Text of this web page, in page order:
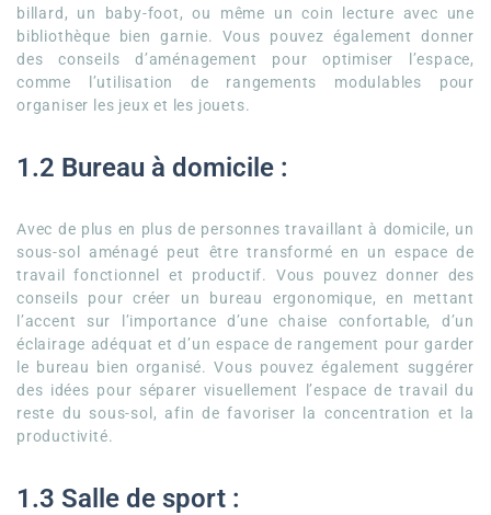
billard, un baby-foot, ou même un coin lecture avec une
bibliothèque bien garnie. Vous pouvez également donner
des conseils d’aménagement pour optimiser l’espace,
comme l’utilisation de rangements modulables pour
organiser les jeux et les jouets.
1.2 Bureau à domicile :
Avec de plus en plus de personnes travaillant à domicile, un
sous-sol aménagé peut être transformé en un espace de
travail fonctionnel et productif. Vous pouvez donner des
conseils pour créer un bureau ergonomique, en mettant
l’accent sur l’importance d’une chaise confortable, d’un
éclairage adéquat et d’un espace de rangement pour garder
le bureau bien organisé. Vous pouvez également suggérer
des idées pour séparer visuellement l’espace de travail du
reste du sous-sol, afin de favoriser la concentration et la
productivité.
1.3 Salle de sport :